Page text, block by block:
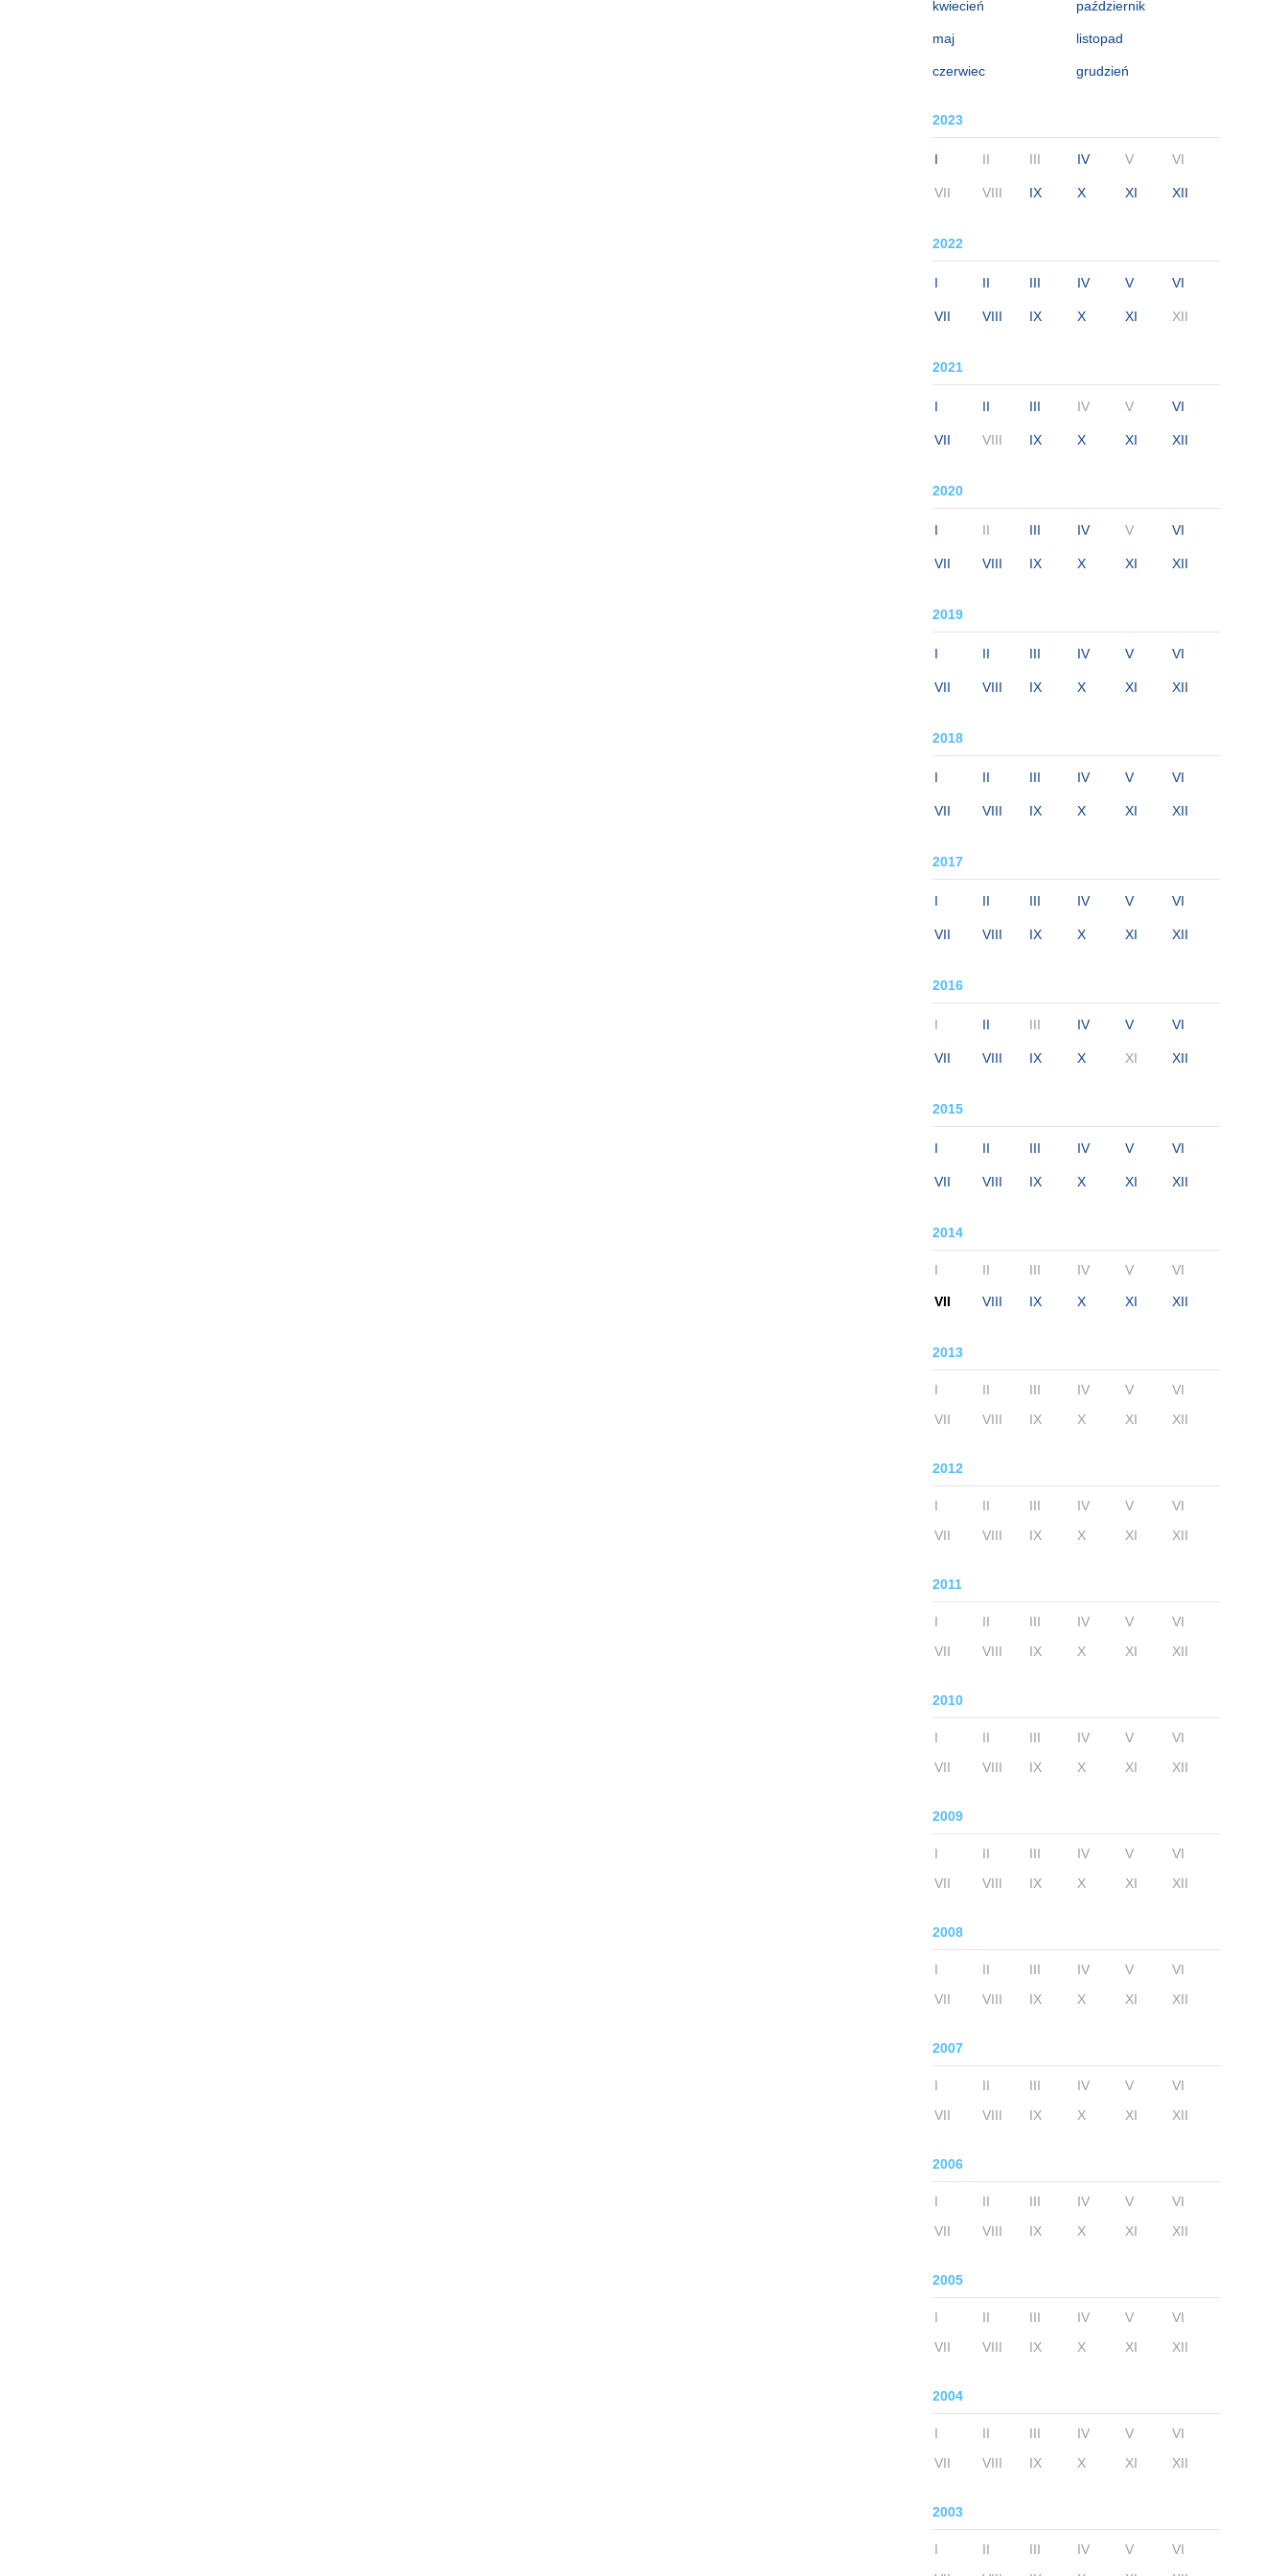
kwiecień
maj
czerwiec
październik
listopad
grudzień
2023
I II III IV V VI
VII VIII IX X XI XII
2022
I II III IV V VI
VII VIII IX X XI XII
2021
I II III IV V VI
VII VIII IX X XI XII
2020
I II III IV V VI
VII VIII IX X XI XII
2019
I II III IV V VI
VII VIII IX X XI XII
2018
I II III IV V VI
VII VIII IX X XI XII
2017
I II III IV V VI
VII VIII IX X XI XII
2016
I II III IV V VI
VII VIII IX X XI XII
2015
I II III IV V VI
VII VIII IX X XI XII
2014
I II III IV V VI
VII VIII IX X XI XII
2013
I II III IV V
VI
VII
VIII IX X XI XII
2012
I II III IV V
VI
VII
VIII IX X XI XII
2011
I II III IV V
VI
VII
VIII IX X XI XII
2010
I II III IV V
VI
VII
VIII IX X XI XII
2009
I II III IV V
VI
VII
VIII IX X XI XII
2008
I II III IV V
VI
VII
VIII IX X XI XII
2007
I II III IV V
VI
VII
VIII IX X XI XII
2006
I II III IV V
VI
VII
VIII IX X XI XII
2005
I II III IV V
VI
VII
VIII IX X XI XII
2004
I II III IV V
VI
VII
VIII IX X XI XII
2003
I II III IV V
VI